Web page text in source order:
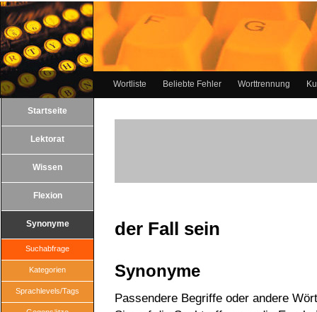
Wortliste Beliebte Fehler Worttrennung
Startseite
Lektorat
Wissen
Flexion
Synonyme
Suchabfrage
Kategorien
Sprachlevels/Tags
der Fall sein
Synonyme
Passendere Begriffe oder andere